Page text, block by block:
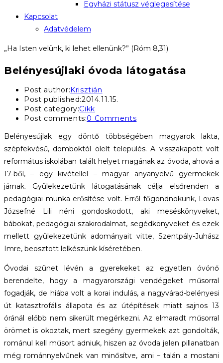
Egyházi státusz véglegesítése
Kapcsolat
Adatvédelem
„Ha Isten velünk, ki lehet ellenünk?” (Róm 8,31)
Belényesújlaki óvoda látogatása
Post author: Krisztián
Post published:2014.11.15.
Post category:Cikk
Post comments:0 Comments
Belényesújlak egy döntő többségében magyarok lakta,
szépfekvésű, domboktól ölelt település. A visszakapott volt
református iskolában talált helyet magának az óvoda, ahová a
17-ből, – egy kivétellel – magyar anyanyelvű gyermekek
járnak. Gyülekezetünk látogatásának célja elsőrenden a
pedagógiai munka erősítése volt. Erről főgondnokunk, Lovas
Józsefné Lili néni gondoskodott, aki meséskönyveket,
bábokat, pedagógiai szakirodalmat, segédkönyveket és ezek
mellett gyülekezetünk adományait vitte, Szentpály-Juhász
Imre, beosztott lelkészünk kíséretében.
Óvodai szünet lévén a gyerekeket az egyetlen óvónő
berendelte, hogy a magyarországi vendégeket műsorral
fogadják, de hiába volt a korai indulás, a nagyvárad-belényesi
út katasztrofális állapota és az útépítések miatt sajnos 13
óránál előbb nem sikerült megérkezni. Az elmaradt műsorral
örömet is okoztak, mert szegény gyermekek azt gondolták,
románul kell műsort adniuk, hiszen az óvoda jelen pillanatban
még románnyelvűnek van minősítve, ami – talán a mostani